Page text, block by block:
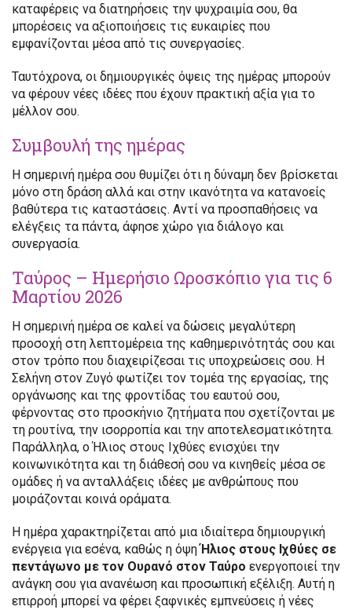
καταφέρεις να διατηρήσεις την ψυχραιμία σου, θα
μπορέσεις να αξιοποιήσεις τις ευκαιρίες που
εμφανίζονται μέσα από τις συνεργασίες.
Ταυτόχρονα, οι δημιουργικές όψεις της ημέρας μπορούν
να φέρουν νέες ιδέες που έχουν πρακτική αξία για το
μέλλον σου.
Συμβουλή της ημέρας
Η σημερινή ημέρα σου θυμίζει ότι η δύναμη δεν βρίσκεται
μόνο στη δράση αλλά και στην ικανότητα να κατανοείς
βαθύτερα τις καταστάσεις. Αντί να προσπαθήσεις να
ελέγξεις τα πάντα, άφησε χώρο για διάλογο και
συνεργασία.
Ταύρος – Ημερήσιο Ωροσκόπιο για τις 6
Μαρτίου 2026
Η σημερινή ημέρα σε καλεί να δώσεις μεγαλύτερη
προσοχή στη λεπτομέρεια της καθημερινότητάς σου και
στον τρόπο που διαχειρίζεσαι τις υποχρεώσεις σου. Η
Σελήνη στον Ζυγό φωτίζει τον τομέα της εργασίας, της
οργάνωσης και της φροντίδας του εαυτού σου,
φέρνοντας στο προσκήνιο ζητήματα που σχετίζονται με
τη ρουτίνα, την ισορροπία και την αποτελεσματικότητα.
Παράλληλα, ο Ήλιος στους Ιχθύες ενισχύει την
κοινωνικότητα και τη διάθεσή σου να κινηθείς μέσα σε
ομάδες ή να ανταλλάξεις ιδέες με ανθρώπους που
μοιράζονται κοινά οράματα.
Η ημέρα χαρακτηρίζεται από μια ιδιαίτερα δημιουργική
ενέργεια για εσένα, καθώς η όψηΉλιος στους Ιχθύες σε
πεντάγωνο με τον Ουρανό στον Ταύρο ενεργοποιεί την
ανάγκη σου για ανανέωση και προσωπική εξέλιξη. Αυτή η
επιρροή μπορεί να φέρει ξαφνικές εμπνεύσεις ή νέες